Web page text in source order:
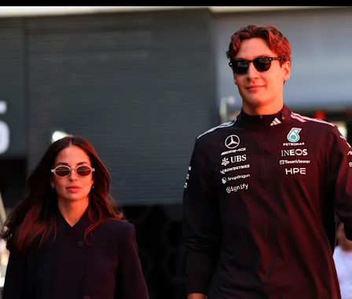
Montoya zu Verstappen: «Gras auf der anderen Seite ist
nicht immer grüner»
FORMEL 1 07.08.2026 - 11:04